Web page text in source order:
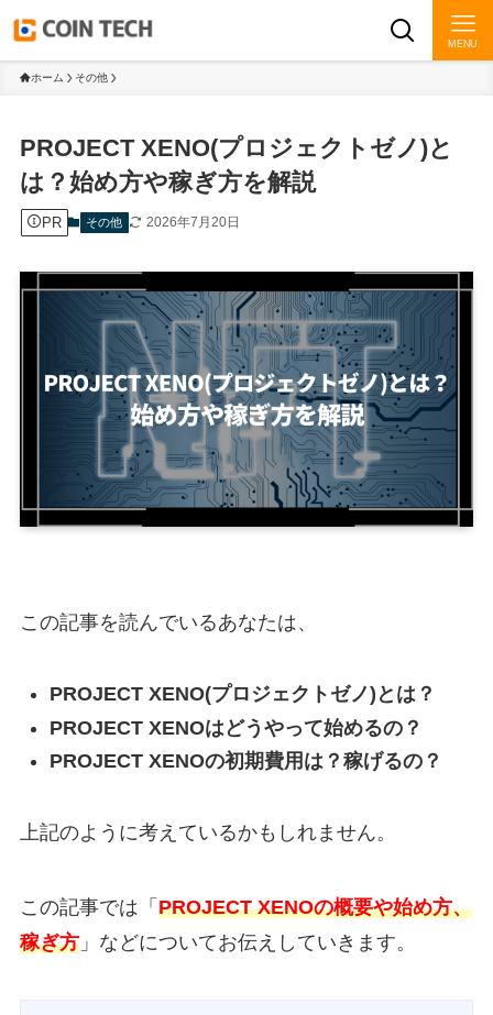
MENU
ホーム その他
PROJECT XENO(プロジェクトゼノ)と
は？始め方や稼ぎ方を解説
PR その他 2026年7月20日
この記事を読んでいるあなたは、
PROJECT XENO(プロジェクトゼノ)とは？
PROJECT XENOはどうやって始めるの？
PROJECT XENOの初期費用は？ 稼げるの？
上記のように考えているかもしれません。
この記事では「 PROJECT XENOの概要や始め方、
稼ぎ方」などについてお伝えしていきます。